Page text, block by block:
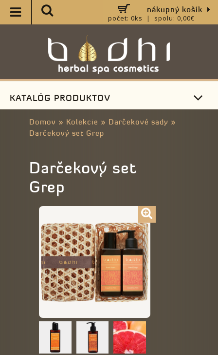
nákupný košík
počet: 0ks | spolu: 0,00€
KATALÓG PRODUKTOV
Domov » Kolekcie » Darčekové sady »
Darčekový set Grep
Darčekový set
Grep